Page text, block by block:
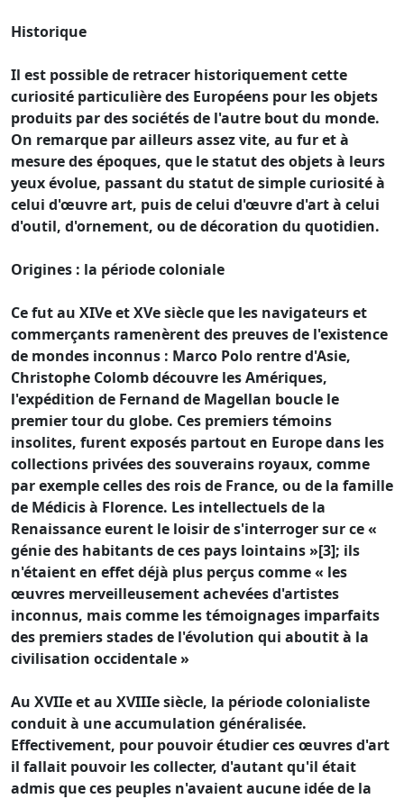
Historique
Il est possible de retracer historiquement cette
curiosité particulière des Européens pour les objets
produits par des sociétés de l'autre bout du monde.
On remarque par ailleurs assez vite, au fur et à
mesure des époques, que le statut des objets à leurs
yeux évolue, passant du statut de simple curiosité à
celui d'œuvre art, puis de celui d'œuvre d'art à celui
d'outil, d'ornement, ou de décoration du quotidien.
Origines : la période coloniale
Ce fut au XIVe et XVe siècle que les navigateurs et
commerçants ramenèrent des preuves de l'existence
de mondes inconnus : Marco Polo rentre d'Asie,
Christophe Colomb découvre les Amériques,
l'expédition de Fernand de Magellan boucle le
premier tour du globe. Ces premiers témoins
insolites, furent exposés partout en Europe dans les
collections privées des souverains royaux, comme
par exemple celles des rois de France, ou de la famille
de Médicis à Florence. Les intellectuels de la
Renaissance eurent le loisir de s'interroger sur ce «
génie des habitants de ces pays lointains »[3]; ils
n'étaient en effet déjà plus perçus comme « les
œuvres merveilleusement achevées d'artistes
inconnus, mais comme les témoignages imparfaits
des premiers stades de l'évolution qui aboutit à la
civilisation occidentale »
Au XVIIe et au XVIIIe siècle, la période colonialiste
conduit à une accumulation généralisée.
Effectivement, pour pouvoir étudier ces œuvres d'art
il fallait pouvoir les collecter, d'autant qu'il était
admis que ces peuples n'avaient aucune idée de la